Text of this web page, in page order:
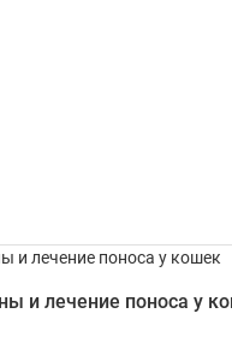
и лечение поноса у